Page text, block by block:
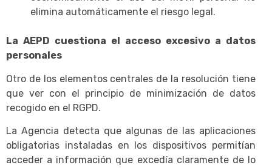
elimina automáticamente el riesgo legal.
La AEPD cuestiona el acceso excesivo a datos
personales
Otro de los elementos centrales de la resolución tiene
que ver con el principio de minimización de datos
recogido en el RGPD.
La Agencia detecta que algunas de las aplicaciones
obligatorias instaladas en los dispositivos permitían
acceder a información que excedía claramente de lo